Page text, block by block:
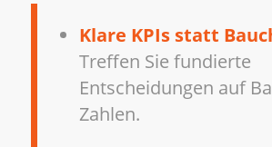
Klare KPIs statt
Treffen Sie fundierte
Entscheidungen auf
Zahlen.